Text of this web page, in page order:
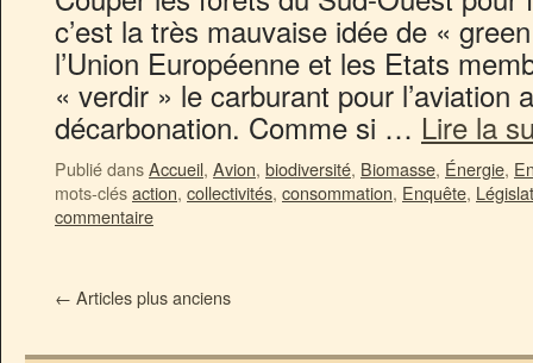
c’est la très mauvaise idée de «
l’Union Européenne et les Etats
« verdir » le carburant pour l’aviation
décarbonation. Comme si … Lire la
Publié dansAccueil, Avion, biodiversité, Biomasse, Énergie,
mots-clésaction, collectivités, consommation, Enquête,
commentaire
← Articles plus anciens